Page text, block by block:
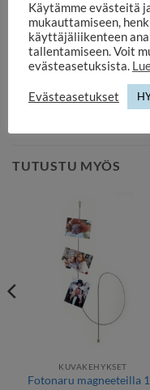
- 10×15 cm kuvalle
- seisontajalka
- ei lasia
Koko noin 22,5 x 23 cm
TUTUSTU MYÖS
KUVAKEHYKSET
Fotonaru magneeteilla
Käytämme evästeitä
mukauttamiseen,
käyttäjäliikenteen
tallentamiseen. Voit
evästeasetuksista.
Evästeasetukset